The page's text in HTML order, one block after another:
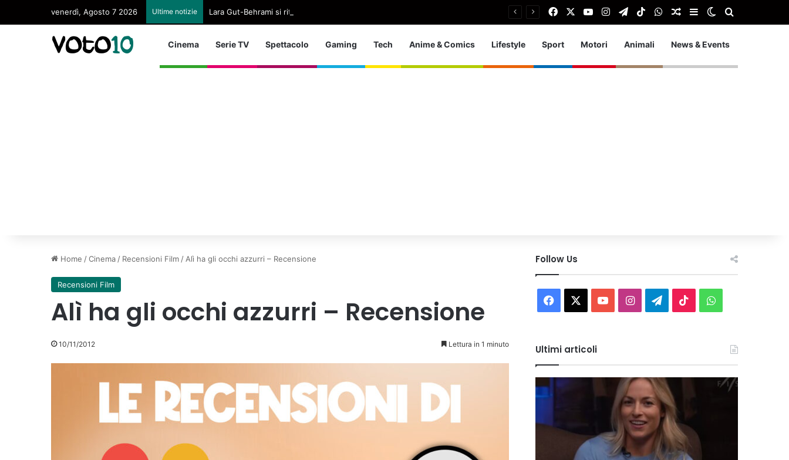
venerdì, Agosto 7 2026 Ultime notizie Lara Gut-Behrami si ritira: So che è arrivato il momento giusto FacebookYou TubeInstagram
TelegramTikTokWhatsApp
Articolo Random
Barra laterale
Cambia aspetto
Cinema Serie TV Spettacolo Gaming Tech Anime & Comics Lifestyle Sport Motori Animali News & Events
Home /Cinema / Recensioni Film / Alì ha gli occhi azzurri – Recensione
Recensioni Film
Alì ha gli occhi azzurri – Recensione
10/11/2012 Lettura in 1 minuto
Follow Us
Facebook You InstagramTelegram
TikTokWhatsApp
Ultimi articoli